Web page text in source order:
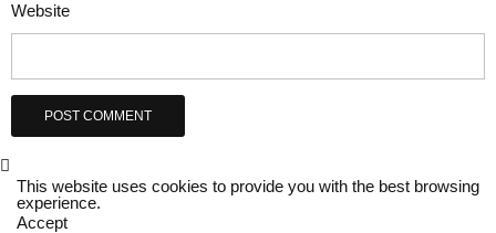
Website
This website uses cookies to provide you with the best browsing
experience.
Accept